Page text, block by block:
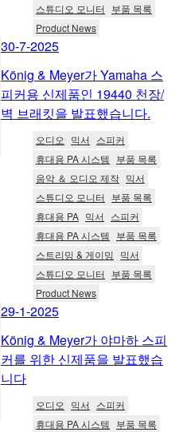
스튜디오 모니터
부품 목록
Product News
30-7-2025
König & Meyer가 Yamaha 스
피커용 신제품인 19440 천장/
벽 브래킷을 발표했습니다.
오디오 믹서 스피커
휴대용 PA 시스템 부품 목록
음악 ＆ 오디오 제작 믹서
스튜디오 모니터
부품 목록
휴대용 PA 믹서 스피커
휴대용 PA 시스템 부품 목록
스트리밍 & 게이밍 믹서
스튜디오 모니터
부품 목록
Product News
29-1-2025
König & Meyer가 야마하 스피
커를 위한 신제품을 발표했습
니다
오디오 믹서 스피커
휴대용 PA 시스템 부품 목록